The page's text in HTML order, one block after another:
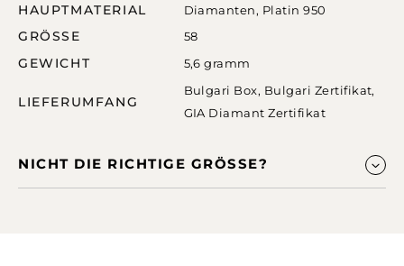
HAUPTMATERIAL Diamanten, Platin 950
GRÖSSE 58
GEWICHT 5,6 gramm
LIEFERUMFANG
Bulgari Box, Bulgari Zertifikat,
GIA Diamant Zertifikat
NICHT DIE RICHTIGE GRÖSSE?